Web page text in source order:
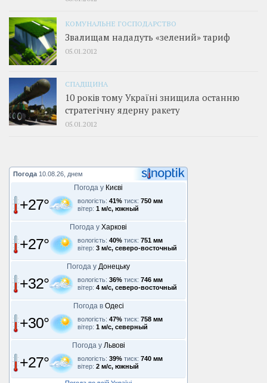
КОМУНАЛЬНЕ ГОСПОДАРСТВО
Звалищам нададуть «зелений» тариф
05.01.2012
СПАДЩИНА
10 років тому Україні знищила останню
стратегічну ядерну ракету
05.01.2012
Погода 10.08.26, днем
Погода у Києві
+27° вологість: 41% тиск: 750 мм
вітер: 1 м/с, южный
Погода у Харкові
+27° вологість: 40% тиск: 751 мм
вітер: 3 м/с, северо-восточный
Погода у Донецьку
+32° вологість: 36% тиск: 746 мм
вітер: 4 м/с, северо-восточный
Погода в Одесі
+30° вологість: 47% тиск: 758 мм
вітер: 1 м/с, северный
Погода у Львові
+27° вологість: 39% тиск: 740 мм
вітер: 2 м/с, южный